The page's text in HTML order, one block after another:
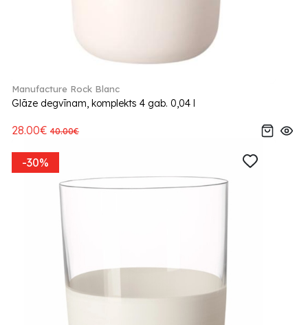
Manufacture Rock Blanc
Glāze degvīnam, komplekts 4 gab. 0,04 l
28.00€ 40.00€
-30%